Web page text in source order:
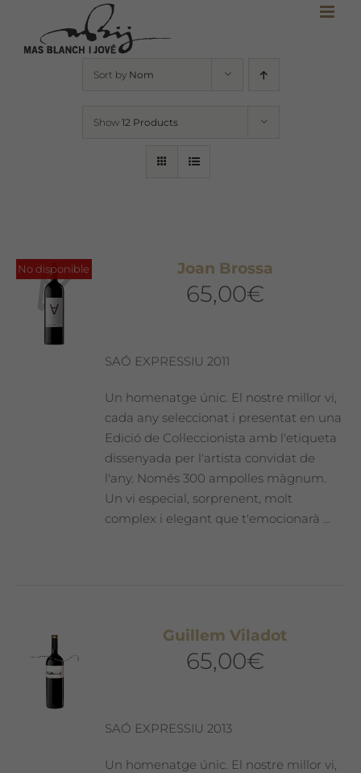
content
Sort by Nom
Show 12 Products
No disponible Joan Brossa
65,00€
SAÓ EXPRESSIU 2011
Un homenatge únic. El nostre millor vi,
cada any seleccionat i presentat en una
Edició de Col·leccionista amb l'etiqueta
dissenyada per l'artista convidat de
l'any. Només 300 ampolles màgnum.
Un vi especial, sorprenent, molt
complex i elegant que t'emocionarà ...
Guillem Viladot
65,00€
SAÓ EXPRESSIU 2013
Un homenatge únic. El nostre millor vi,